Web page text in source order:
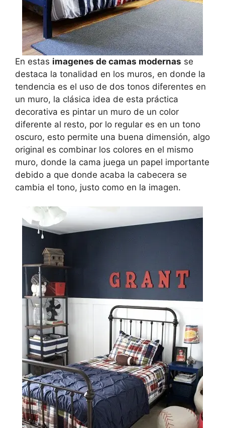
En estas imagenes de camas modernas se
destaca la tonalidad en los muros, en donde la
tendencia es el uso de dos tonos diferentes en
un muro, la clásica idea de esta práctica
decorativa es pintar un muro de un color
diferente al resto, por lo regular es en un tono
oscuro, esto permite una buena dimensión, algo
original es combinar los colores en el mismo
muro, donde la cama juega un papel importante
debido a que donde acaba la cabecera se
cambia el tono, justo como en la imagen.